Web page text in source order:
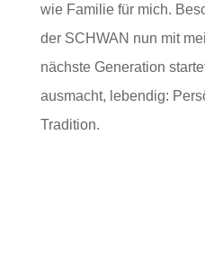
wie Familie für mich.
der SCHWAN nun mit
nächste Generation
ausmacht, lebendig:
Tradition.